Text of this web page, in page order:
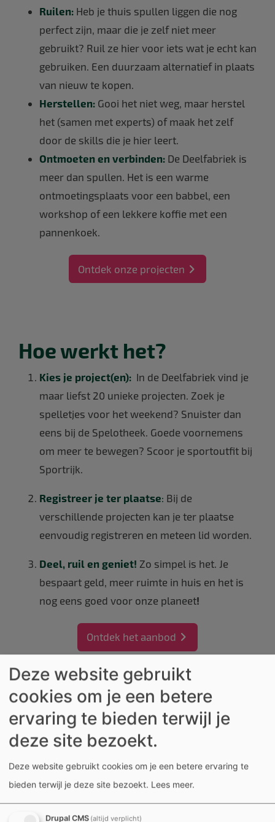
Ruilen:Heb je thuis spullen liggen die nog
perfect zijn, maar die je zelf niet meer
gebruikt? Ruil ze hier voor iets wat je echt kan
gebruiken. Een duurzaam alternatief in plaats
van nieuw te kopen.
Herstellen: Gooi het niet weg, maar herstel
het (samen met experts) of maak het zelf
door de skills die je hier leert.
Ontmoeten en verbinden: De Deelfabriek is
meer dan spullen. Het is een warme
ontmoetingsplaats voor een babbel, een
workshop of een lekkere koffie met een
pannenkoek.
Ontdek onze projecten
Hoe werkt het?
Kies je project(en): In de Deelfabriek vind je
maar liefst 20 unieke projecten. Zoek je
spelletjes voor het weekend? Snuister dan
eens bij de Spelotheek. Goede voornemens
om meer te bewegen? Scoor je sportoutfit bij
Sportrijk.
Registreer je ter plaatse: Bij de
verschillende projecten kan je ter plaatse
eenvoudig registreren en meteen lid worden.
Deel, ruil en geniet! Zo simpel is het. Je
bespaart geld, meer ruimte in huis en het is
nog eens goed voor onze planeet!
Ontdek het aanbod
Deze website gebruikt
cookies om je een betere
ervaring te bieden terwijl je
deze site bezoekt.
Deze website gebruikt cookies om je een betere ervaring te
bieden terwijl je deze site bezoekt. Lees meer.
Drupal CMS (altijd verplicht)